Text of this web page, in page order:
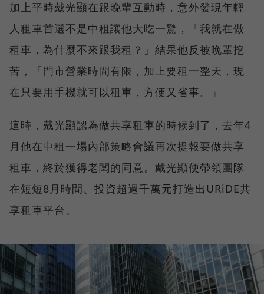
加上平時戴光顯在跟晚輩互動時，意外發現年輕
人租車首選不是中租讓他大吃一驚，「我就在做
租車，為什麼不來跟我租？」結果他反被晚輩挖
苦，「門市營業時間有限，加上要租一整天，現
在只要用手機就可以租車，方便又省事。」
這時，戴光顯認為做共享租車的時候到了，去年4
月他在中租一場內部策略會議再次提報要做共享
租車，終於獲得老闆的同意。戴光顯便帶領團隊
在短短8月時間、投資超過千萬元打造出URiDE共
享租車平台。